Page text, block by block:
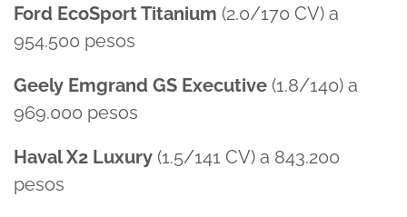
Ford EcoSport Titanium (2.0/170 CV) a
954.500 pesos
Geely Emgrand GS Executive (1.8/140) a
969.000 pesos
Haval X2 Luxury (1.5/141 CV) a 843.200
pesos